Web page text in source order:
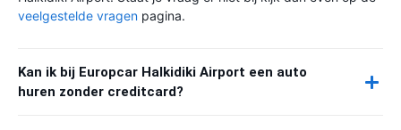
veelgestelde vragen pagina.
Kan ik bij Europcar Halkidiki Airport een auto
huren zonder creditcard?